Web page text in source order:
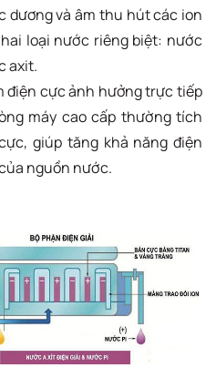
dương và âm thu hút các ion
loại nước riêng biệt: nước
axit.
điện cực ảnh hưởng trực tiếp
máy cao cấp thường tích
giúp tăng khả năng điện
nguồn nước.